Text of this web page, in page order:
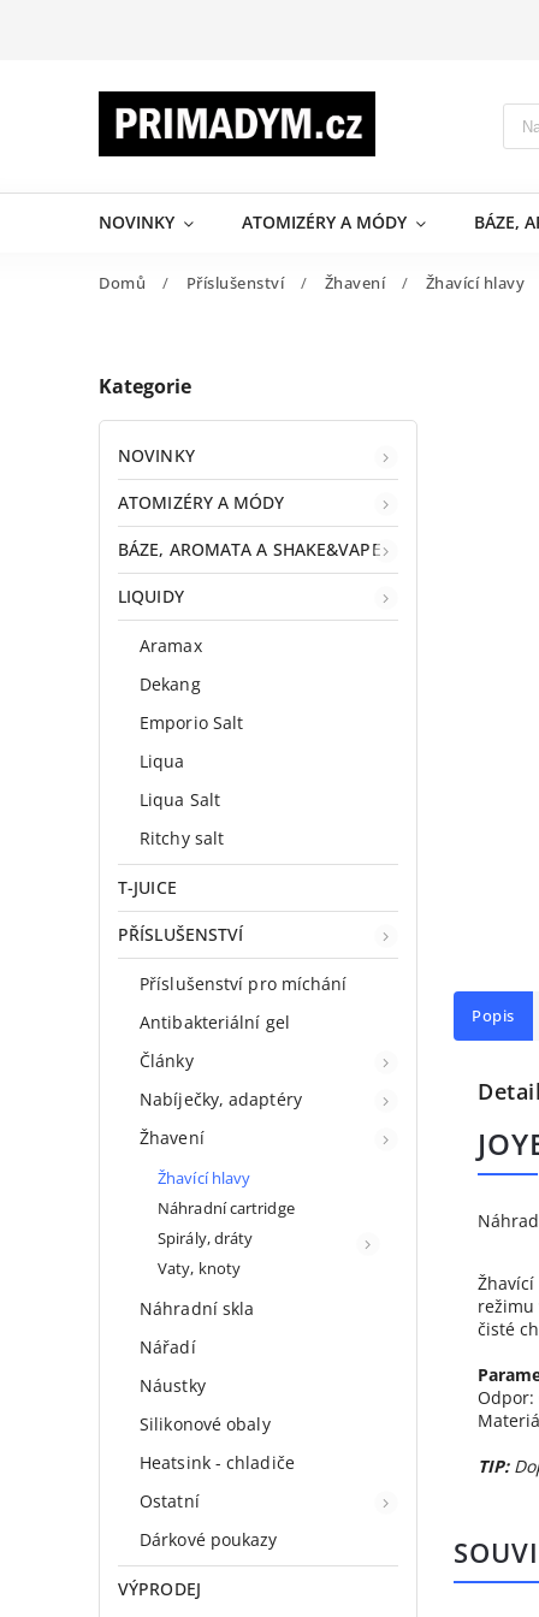
NOVINKY ATOMIZÉRY A MÓDY BÁZE,
Domů / Příslušenství / Žhavení / Žhavící hlavy
Kategorie
NOVINKY
ATOMIZÉRY A MÓDY
BÁZE, AROMATA A SHAKE&VAPE
LIQUIDY
Aramax
Dekang
Emporio Salt
Liqua
Liqua Salt
Ritchy salt
T-JUICE
PŘÍSLUŠENSTVÍ
Příslušenství pro míchání
Antibakteriální gel
Články
Nabíječky, adaptéry
Žhavení
Žhavící hlavy
Náhradní cartridge
Spirály, dráty
Vaty, knoty
Náhradní skla
Nářadí
Náustky
Silikonové obaly
Heatsink - chladiče
Ostatní
Dárkové poukazy
VÝPRODEJ
Popis
režimu
čisté
Odpor:
TIP: